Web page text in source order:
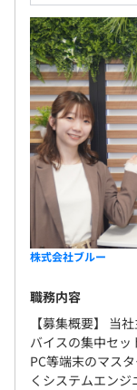
無期雇用
試用期間有（3～
株式会社ブルー
職務内容
【募集概要】 当
バイスの集中セッ
PC等端末のマス
くシステムエンジ